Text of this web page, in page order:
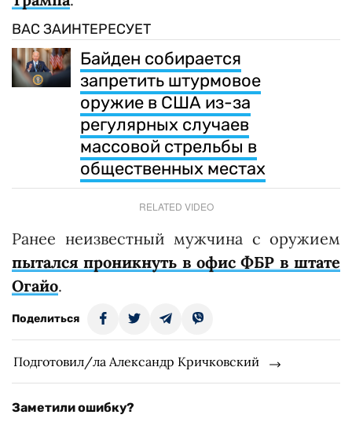
ВАС ЗАИНТЕРЕСУЕТ
Байден собирается
запретить штурмовое
оружие в США из-за
регулярных случаев
массовой стрельбы в
общественных местах
RELATED VIDEO
Ранее неизвестный мужчина с оружием
пытался проникнуть в офис ФБР в штате
Огайо.
Поделиться
Подготовил/ла Александр Кричковский
Заметили ошибку?